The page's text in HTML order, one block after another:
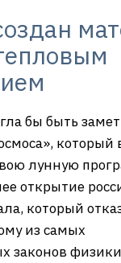
бы быть
который
лунную
открытие
который
из самых
законов